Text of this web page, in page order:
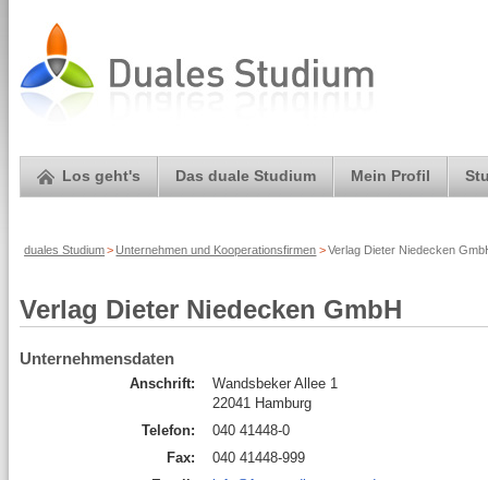
Los geht's Das duale Studium Mein Profil
duales Studium> Unternehmen und Kooperationsfirmen >Verlag Dieter Niedecken
Verlag Dieter Niedecken GmbH
Unternehmensdaten
Anschrift:
Wandsbeker Allee 1
22041 Hamburg
Telefon:
040 41448-0
Fax:
040 41448-999